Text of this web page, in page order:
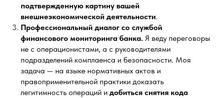
подтвержденную картину вашей
внешнеэкономической деятельности.
Профессиональный диалог со службой
финансового мониторинга банка. Я веду переговоры
не с операционистами, а с руководителями
подразделений комплаенса и безопасности. Моя
задача — на языке нормативных актов и
правоприменительной практики доказать
легитимность операций и добиться снятия кода